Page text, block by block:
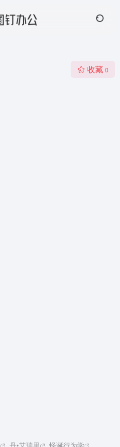
收藏 0
丹•艾瑞里 怪诞行为学